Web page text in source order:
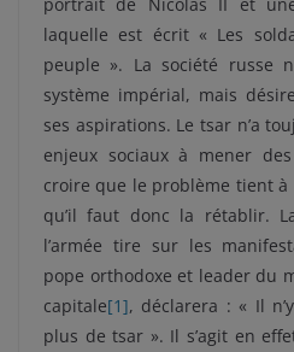
laquelle est écrit « Les
peuple ». La société russe
système impérial, mais
ses aspirations. Le tsar n’a
enjeux sociaux à mener
croire que le problème tient à
qu’il faut donc la rétablir.
l’armée tire sur les
pope orthodoxe et leader du
capitale[1], déclarera : « Il
plus de tsar ». Il s’agit en